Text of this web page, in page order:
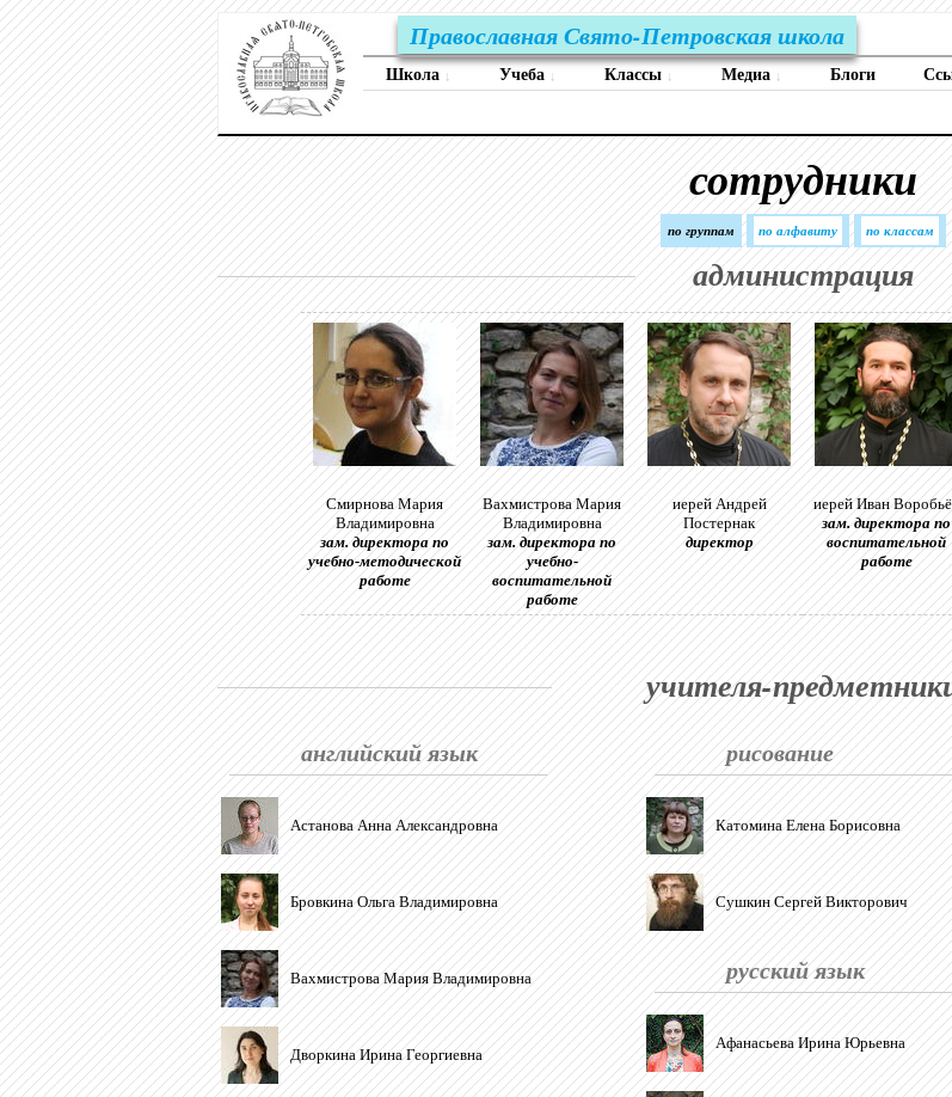
Православная Свято-Петровская школа
Школа ↓ Учеба ↓ Классы ↓ Медиа ↓ Блоги
сотрудники
по группам по алфавиту по классам
администрация
Смирнова Мария
Владимировна
зам. директора по
учебно-методической
работе
Вахмистрова Мария
Владимировна
зам. директора по
учебно-
воспитательной
работе
иерей Андрей
Постернак
директор
иерей Иван
зам. директора по
воспитательной
работе
учителя-
английский язык
Астанова Анна Александровна
Бровкина Ольга Владимировна
Вахмистрова Мария Владимировна
Дворкина Ирина Георгиевна
рисование
Катомина Елена Борисовна
Сушкин Сергей Викторович
русский язык
Афанасьева Ирина Юрьевна